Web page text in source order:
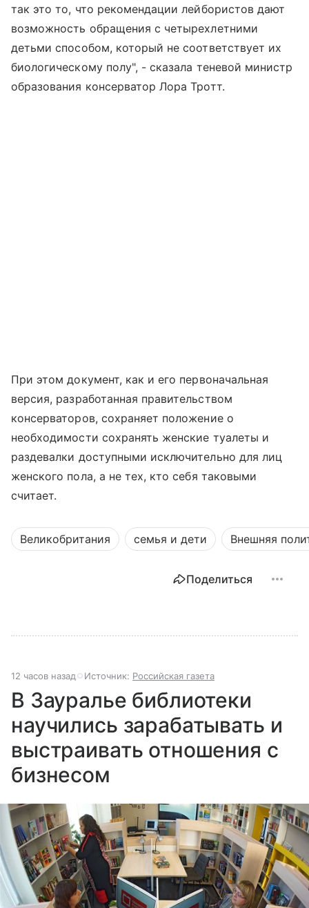
так это то, что рекомендации лейбористов дают
возможность обращения с четырехлетними
детьми способом, который не соответствует их
биологическому полу", - сказала теневой министр
образования консерватор Лора Тротт.
При этом документ, как и его первоначальная
версия, разработанная правительством
консерваторов, сохраняет положение о
необходимости сохранять женские туалеты и
раздевалки доступными исключительно для лиц
женского пола, а не тех, кто себя таковыми
считает.
Великобритания семья и дети Внешняя
Поделиться
12 часов назад Источник: Российская газета
В Зауралье библиотеки
научились зарабатывать и
выстраивать отношения с
бизнесом